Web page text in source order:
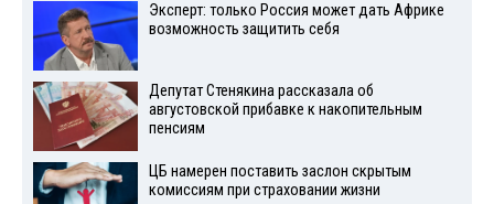
Эксперт: только Россия может дать Африке
возможность защитить себя
Депутат Стенякина рассказала об
августовской прибавке к накопительным
пенсиям
ЦБ намерен поставить заслон скрытым
комиссиям при страховании жизни